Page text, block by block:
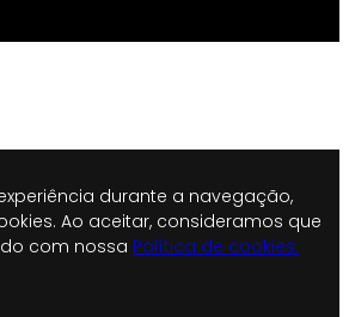
durante a navegação,
Ao aceitar, consideramos que
com nossa Política de cookies.